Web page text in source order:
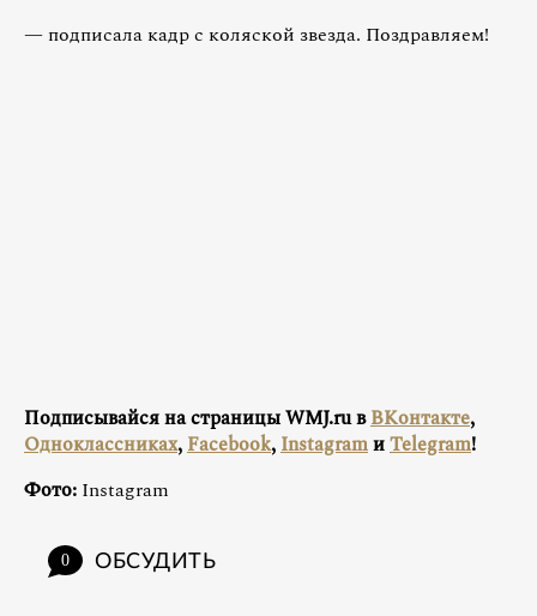
— подписала кадр с коляской звезда. Поздравляем!
Подписывайся на страницы WMJ.ru вВКонтакте,
Одноклассниках, Facebook, InstagramиTelegram!
Фото: Instagram
0 ОБСУДИТЬ